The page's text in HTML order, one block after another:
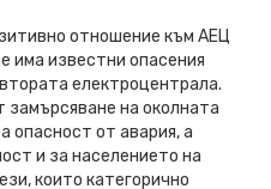
отношение към АЕЦ
има известни опасения
електроцентрала.
замърсяване на околната
опасност от авария, а
и за населението на
които категорично